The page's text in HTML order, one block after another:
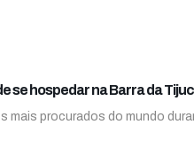
se hospedar na Barra da
mais procurados do mundo